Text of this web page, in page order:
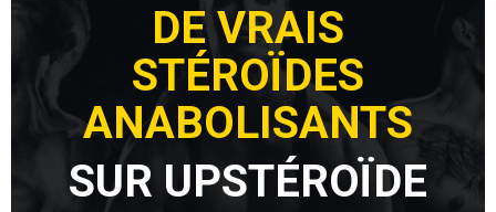
DE VRAIS
STÉROÏDES
ANABOLISANTS
SUR UPSTÉROÏDE